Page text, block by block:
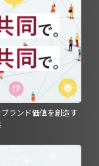
ランド価値を創造す